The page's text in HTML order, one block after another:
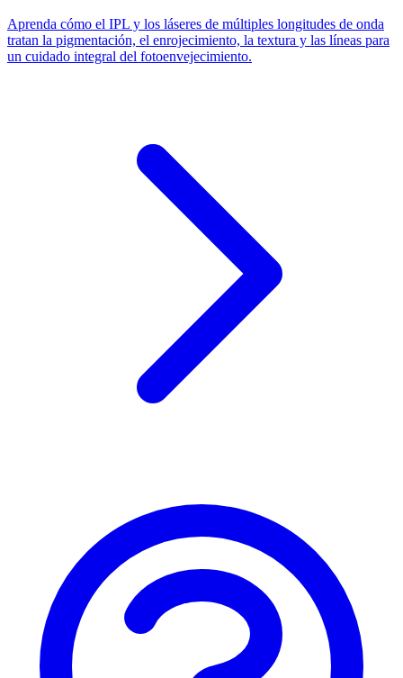
Aprenda cómo el IPL y los láseres de múltiples longitudes de onda
tratan la pigmentación, el enrojecimiento, la textura y las líneas para
un cuidado integral del fotoenvejecimiento.